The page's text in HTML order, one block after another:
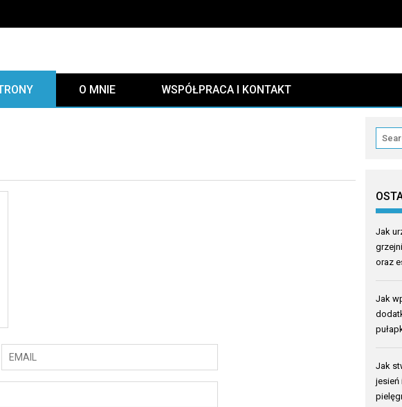
O MNIE WSPÓŁPRACA I KONTAKT
Jak
oraz
Jak
Jak
jesień